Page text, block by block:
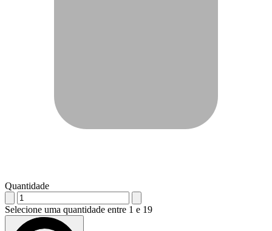
Quantidade
Selecione uma quantidade entre 1 e 19